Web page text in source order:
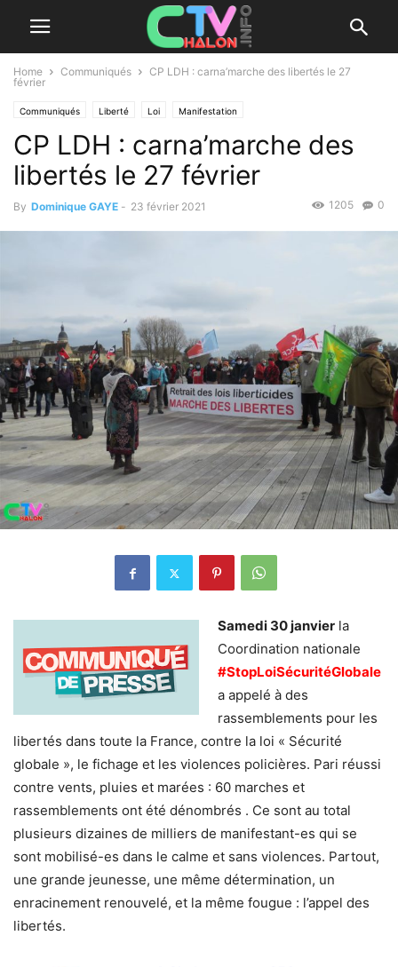
Home Communiqués
CP LDH : carna’marche des libertés le 27
février
Communiqués Liberté Loi Manifestation
CP LDH : carna’marche des
libertés le 27 février
By Dominique GAYE - 23 février 2021 0
1205
Samedi 30 janvier la
Coordination nationale
#StopLoiSécuritéGlobale
a appelé à des
rassemblements pour les
libertés dans toute la France, contre la loi « Sécurité
globale », le fichage et les violences policières. Pari réussi
contre vents, pluies et marées : 60 marches et
rassemblements ont été dénombrés . Ce sont au total
plusieurs dizaines de milliers de manifestant-es qui se
sont mobilisé-es dans le calme et sans violences. Partout,
une grande jeunesse, une même détermination, un
enracinement renouvelé, et la même fougue : l’appel des
libertés.